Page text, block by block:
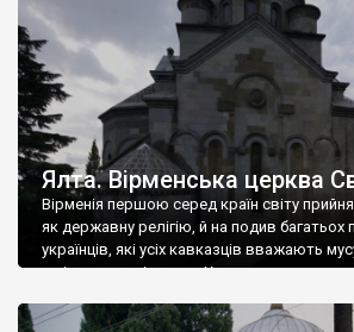
Ялта. Вірменська церква
Вірменія першою серед країн світу
як державну релігію, й на подив багатьох
українців, які усіх кавказців вважають
є відданими вірянами Христа